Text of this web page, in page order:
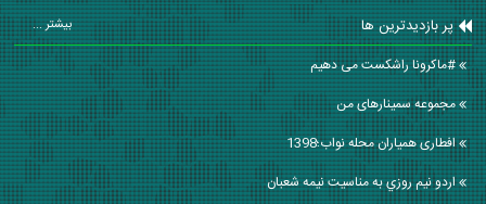
پر بازدیدترین ها بیشتر ...
#ماکرونا راشکست می دهیم
مجموعه سمینارهای من
افطاری همیاران محله نواب؛1398
اردو نيم روزي به مناسيت نيمه شعبان